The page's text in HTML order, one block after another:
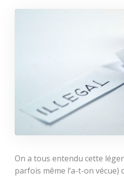
On a tous entendu cette
parfois même l’a-t-on vécue)